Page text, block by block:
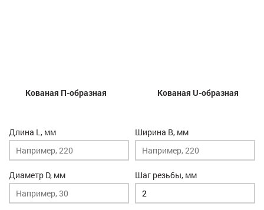
Кованая П-образная Кованая U-образная
Длина L, мм
Диаметр D, мм
Ширина B, мм
Шаг резьбы, мм